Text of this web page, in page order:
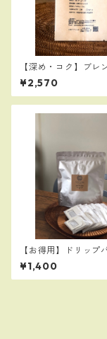
【深め・コク】ブレ
Strong300g：人気
トラタイガーと高品
オピアゴヨを贅沢に
¥2,570
【お得用】ドリップ
ット：同種１０個入り
¥1,400